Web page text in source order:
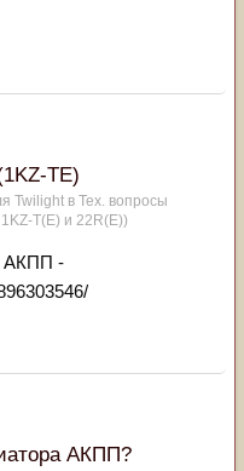
TE)
Twilight в Тех. вопросы
T(E) и 22R(Е))
АКПП -
АКПП?